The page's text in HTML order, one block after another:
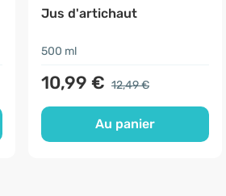
Jus d'artichaut
500 ml
10,99 € 12,49 €
Au panier